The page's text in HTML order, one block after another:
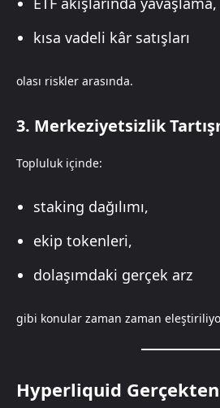
kısa vadeli kâr satışları
olası riskler arasında.
3. Merkeziyetsizlik
Topluluk içinde:
staking dağılımı,
ekip tokenleri,
dolaşımdaki gerçek arz
gibi konular zaman zaman
Hyperliquid Gerçekten